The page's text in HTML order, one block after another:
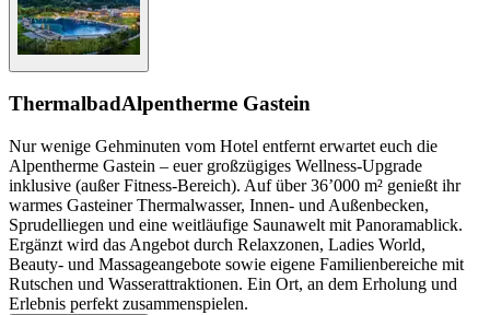
ThermalbadAlpentherme Gastein
Nur wenige Gehminuten vom Hotel entfernt erwartet euch die
Alpentherme Gastein – euer großzügiges Wellness-Upgrade
inklusive (außer Fitness-Bereich). Auf über 36’000 m² genießt ihr
warmes Gasteiner Thermalwasser, Innen- und Außenbecken,
Sprudelliegen und eine weitläufige Saunawelt mit Panoramablick.
Ergänzt wird das Angebot durch Relaxzonen, Ladies World,
Beauty- und Massageangebote sowie eigene Familienbereiche mit
Rutschen und Wasserattraktionen. Ein Ort, an dem Erholung und
Erlebnis perfekt zusammenspielen.